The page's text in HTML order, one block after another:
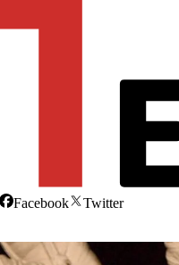
Facebook
Twitter